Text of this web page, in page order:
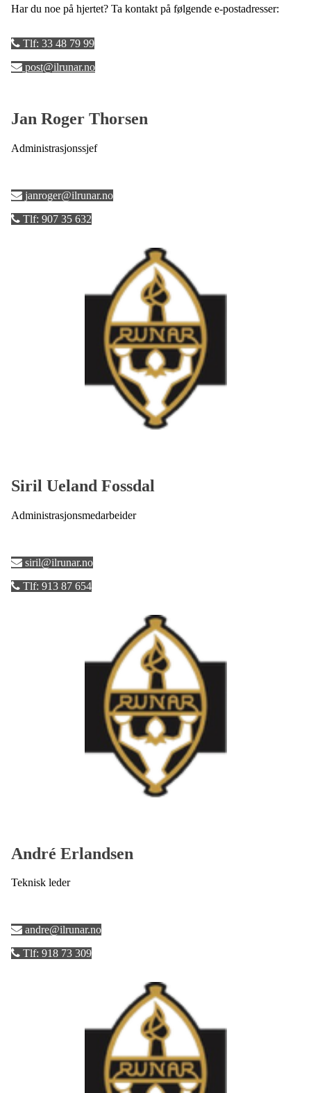
Har du noe på hjertet? Ta kontakt på følgende e-postadresser:
Tlf: 33 48 79 99
post@ilrunar.no
Jan Roger Thorsen
Administrasjonssjef
janroger@ilrunar.no
Tlf: 907 35 632
Siril Ueland Fossdal
Administrasjonsmedarbeider
siril@ilrunar.no
Tlf: 913 87 654
André Erlandsen
Teknisk leder
andre@ilrunar.no
Tlf: 918 73 309